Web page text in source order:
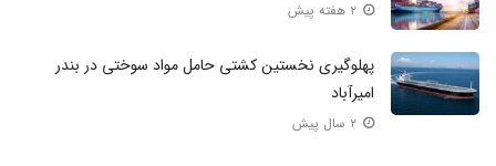
پهلوگیری نخستین کشتی حامل مواد سوختی در بندر
امیرآباد